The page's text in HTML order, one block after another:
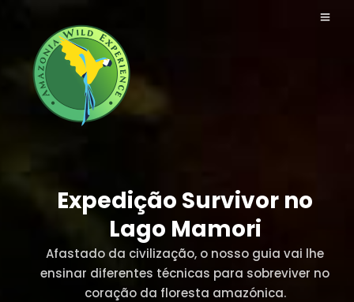
Expedição Survivor no
Lago Mamori
Afastado da civilização, o nosso guia vai lhe
ensinar diferentes técnicas para sobreviver no
coração da floresta amazónica.